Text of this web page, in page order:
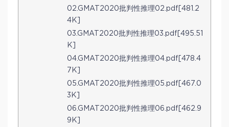
02.GMAT2020批判性推理02.pdf[481.2
4K]
03.GMAT2020批判性推理03.pdf[495.51
K]
04.GMAT2020批判性推理04.pdf[478.4
7K]
05.GMAT2020批判性推理05.pdf[467.0
3K]
06.GMAT2020批判性推理06.pdf[462.9
9K]